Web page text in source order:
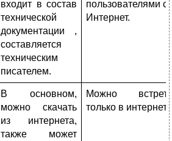
входит в состав
технической
документации ,
составляется
техническим
писателем.
пользователями
Интернет.
В основном,
можно скачать
из интернета,
также может
Можно
только в